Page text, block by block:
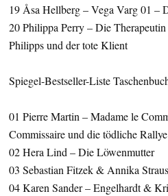
19 Åsa Hellberg – Vega Varg 01 –
20 Philippa Perry – Die
Philipps und der tote Klient
Spiegel-Bestseller-Liste
01 Pierre Martin – Madame le
Commissaire und die tödliche Rallye
02 Hera Lind – Die Löwenmutter
03 Sebastian Fitzek & Annika
04 Karen Sander – Engelhardt &